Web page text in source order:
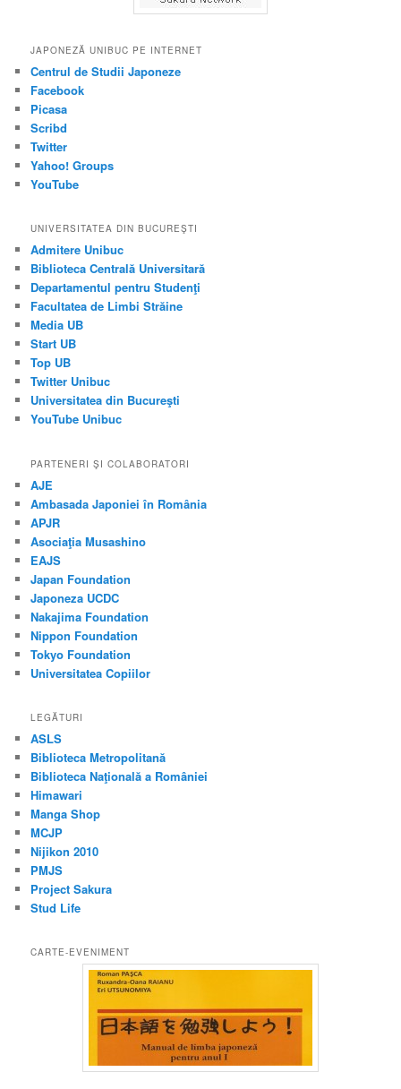
JAPONEZĂ UNIBUC PE INTERNET
Centrul de Studii Japoneze
Facebook
Picasa
Scribd
Twitter
Yahoo! Groups
YouTube
UNIVERSITATEA DIN BUCUREŞTI
Admitere Unibuc
Biblioteca Centrală Universitară
Departamentul pentru Studenţi
Facultatea de Limbi Străine
Media UB
Start UB
Top UB
Twitter Unibuc
Universitatea din Bucureşti
YouTube Unibuc
PARTENERI ŞI COLABORATORI
AJE
Ambasada Japoniei în România
APJR
Asociaţia Musashino
EAJS
Japan Foundation
Japoneza UCDC
Nakajima Foundation
Nippon Foundation
Tokyo Foundation
Universitatea Copiilor
LEGĂTURI
ASLS
Biblioteca Metropolitană
Biblioteca Naţională a României
Himawari
Manga Shop
MCJP
Nijikon 2010
PMJS
Project Sakura
Stud Life
CARTE-EVENIMENT